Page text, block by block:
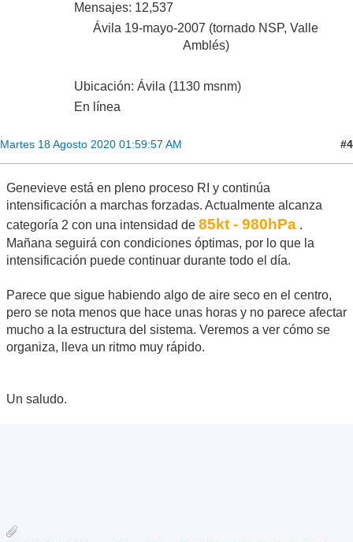
Mensajes: 12,537
Ávila 19-mayo-2007 (tornado NSP, Valle
Amblés)
Ubicación: Ávila (1130 msnm)
En línea
Martes 18 Agosto 2020 01:59:57 AM #4
Genevieve está en pleno proceso RI y continúa
intensificación a marchas forzadas. Actualmente alcanza
categoría 2 con una intensidad de 85kt - 980hPa .
Mañana seguirá con condiciones óptimas, por lo que la
intensificación puede continuar durante todo el día.
Parece que sigue habiendo algo de aire seco en el centro,
pero se nota menos que hace unas horas y no parece afectar
mucho a la estructura del sistema. Veremos a ver cómo se
organiza, lleva un ritmo muy rápido.
Un saludo.